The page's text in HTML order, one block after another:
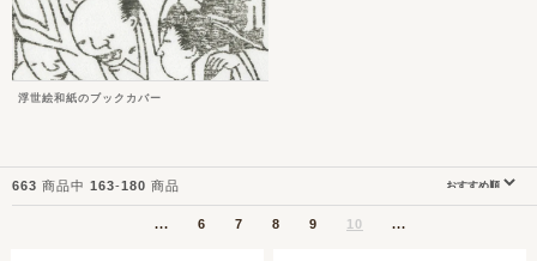
浮世絵和紙のブックカバー
663 商品中 163-180 商品
... 6 7 8 9 10 ...